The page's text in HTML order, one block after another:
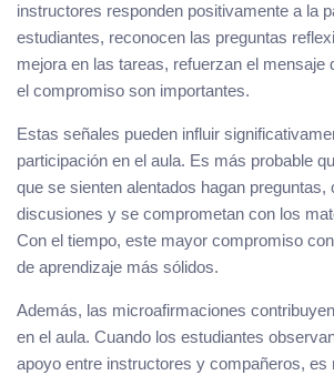
instructores responden positivamente a la
estudiantes, reconocen las preguntas
mejora en las tareas, refuerzan el mensaje
el compromiso son importantes.
Estas señales pueden influir
participación en el aula. Es más probable
que se sienten alentados hagan preguntas,
discusiones y se comprometan con los
Con el tiempo, este mayor compromiso
de aprendizaje más sólidos.
Además, las microafirmaciones
en el aula. Cuando los estudiantes
apoyo entre instructores y compañeros, es